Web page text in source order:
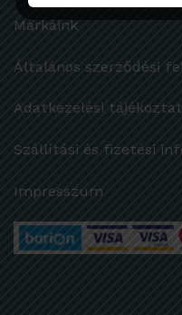
Márkáink
Általános szerződési
Adatkezelési
Szállítási és fizetési
Impresszum